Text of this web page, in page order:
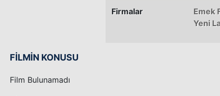
Firmalar
Emek
Yeni
FİLMİN KONUSU
Film Bulunamadı